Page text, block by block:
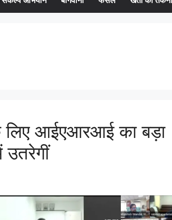
लिए आईएआरआई का बड़ा
उतरेगीं